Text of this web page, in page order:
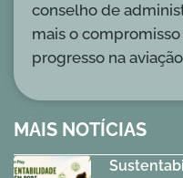
MAIS NOTÍCIAS
conselho de
mais o
progresso na